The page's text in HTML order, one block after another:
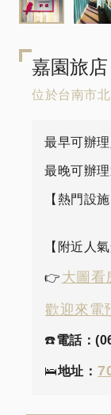
嘉園旅店
位於台南市
最早可辦
最晚可辦
【熱門設
【附近人
👉 大圖看
歡迎來電
☎️電話：
🛌地址：